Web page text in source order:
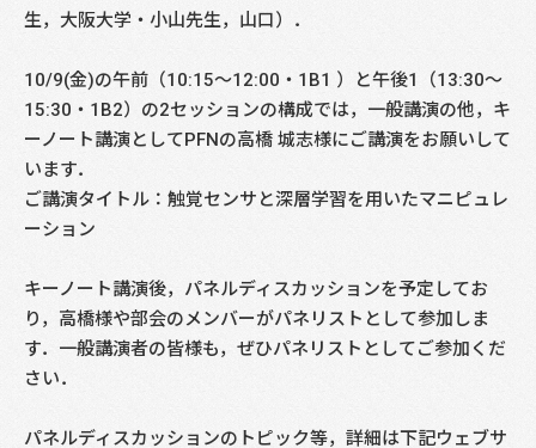
生，大阪大学・小山先生，山口）．
10/9(金)の午前（10:15～12:00・1B1 ）と午後1（13:30～
15:30・1B2）の2セッションの構成では，一般講演の他，キ
ーノート講演としてPFNの高橋 城志様にご講演をお願いして
います．
ご講演タイトル：触覚センサと深層学習を用いたマニピュレ
ーション
キーノート講演後，パネルディスカッションを予定してお
り，高橋様や部会のメンバーがパネリストとして参加しま
す．一般講演者の皆様も，ぜひパネリストとしてご参加くだ
さい．
パネルディスカッションのトピック等，詳細は下記ウェブサ